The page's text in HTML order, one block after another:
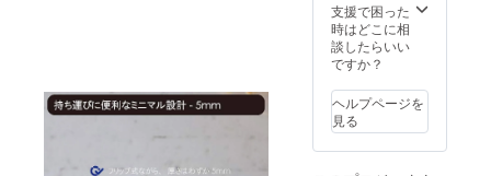
支援で困った
時はどこに相
談したらいい
ですか？
ヘルプページを
見る